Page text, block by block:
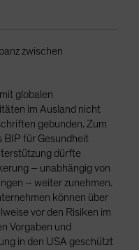
zwischen
globalen
im Ausland nicht
gebunden. Zum
BIP für Gesundheit
dürfte
– unabhängig von
– weiter zunehmen.
können über
vor den Risiken im
Vorgaben und
in den USA geschützt